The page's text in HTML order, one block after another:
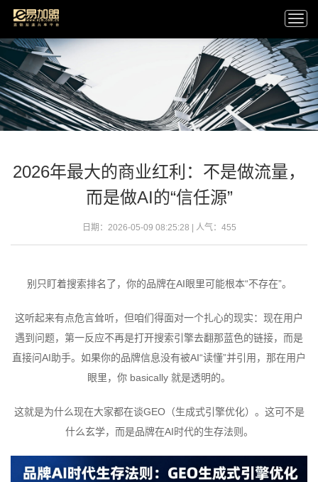
2026年最大的商业红利：不是做流量，
而是做AI的“信任源”
日期：2026-05-09 08:25:28 | 人气： 455
别只盯着搜索排名了，你的品牌在AI眼里可能根本“不存在”。
这听起来有点危言耸听，但咱们得面对一个扎心的现实：现在用户
遇到问题，第一反应不再是打开搜索引擎去翻那蓝色的链接，而是
直接问AI助手。如果你的品牌信息没有被AI“读懂”并引用，那在用户
眼里，你 basically 就是透明的。
这就是为什么现在大家都在谈GEO（生成式引擎优化）。这可不是
什么玄学，而是品牌在AI时代的生存法则。